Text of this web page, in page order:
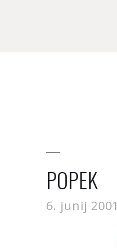
POPEK
6. junij 2001